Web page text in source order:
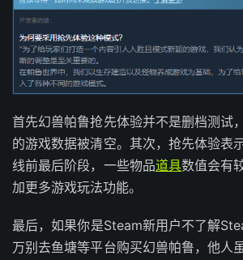
首先幻兽帕鲁抢先体验并不是删档测试
的游戏数据被清空。其次，抢先体验表
线前最后阶段，一些物品道具数值会有
加更多游戏玩法功能。
最后，如果你是Steam新用户不了解
万别去鱼塘等平台购买幻兽帕鲁，他人